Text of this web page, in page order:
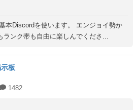
本Discordを使います。 エンジョイ勢か
ランク帯も自由に楽しんでくださ...
板
1482